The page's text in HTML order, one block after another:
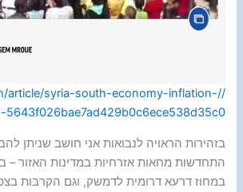
article/syria-south-economy-inflation-
5643f026bae7ad429b0c6ece538d35c0
בזהירות הראויה לנבואות אני חושב שניתן
התחדשות מחאות אזרחיות במדינות האזור –
במחוז דרעא דרומית לדמשק, וגם הקרבות